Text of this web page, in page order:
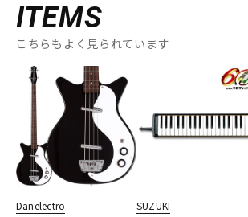
ITEMS
こちらもよく見られています
Danelectro
SUZUKI